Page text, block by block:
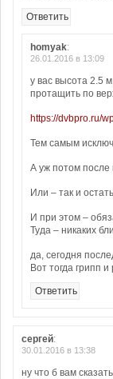
Ответить
homyak:
26.01.2016 в 13:09
у вас высота 2.5
протащить по
https://dvbpro.ru/
Тем самым
А уж потом после
Или – так и
И при этом –
Туда – никаких
да, сегодня
Вот тогда грипп
Ответить
сергей:
30.01.2016 в 13:38
ну что б вам